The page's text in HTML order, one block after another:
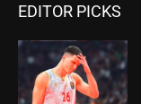
EDITOR PICKS